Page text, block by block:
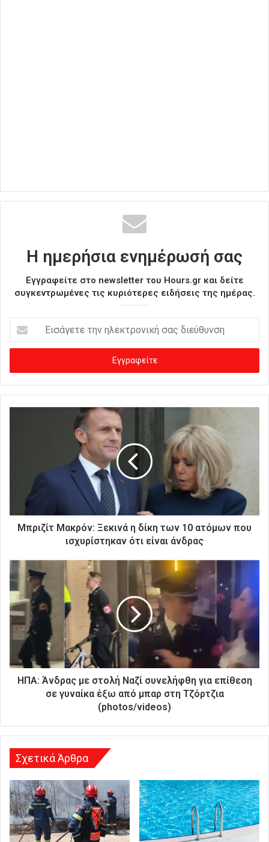
Η ημερήσια ενημέρωσή σας
Εγγραφείτε στο newsletter του Hours.gr και δείτε
συγκεντρωμένες τις κυριότερες ειδήσεις της ημέρας.
σ
γ
ε
ι
κ
ή
σ
α
ς
δ
ε
σ
Μπριζίτ Μακρόν: Ξεκινά η δίκη των 10 ατόμων που
ισχυρίστηκαν ότι είναι άνδρας
ΗΠΑ: Άνδρας με στολή Ναζί συνελήφθη για επίθεση
σε γυναίκα έξω από μπαρ στη Τζόρτζια
(photos/videos)
Σχετικά Άρθρα